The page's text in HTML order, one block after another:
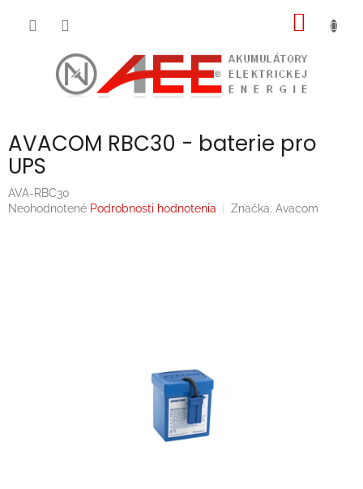
AVACOM RBC30 - baterie pro
UPS
AVA-RBC30
Priemerné
Neohodnotené Podrobnosti hodnotenia Značka: Avacom